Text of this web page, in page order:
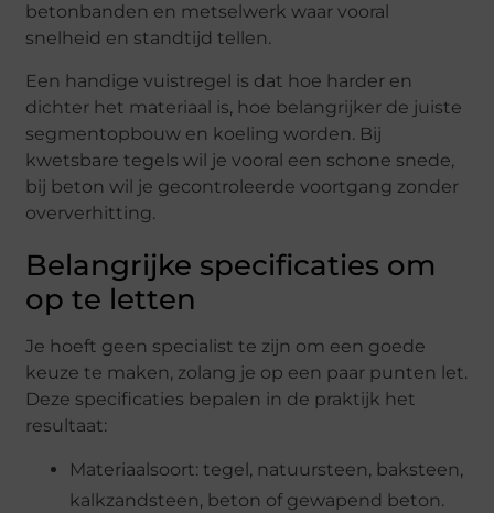
betonbanden en metselwerk waar vooral
snelheid en standtijd tellen.
Een handige vuistregel is dat hoe harder en
dichter het materiaal is, hoe belangrijker de juiste
segmentopbouw en koeling worden. Bij
kwetsbare tegels wil je vooral een schone snede,
bij beton wil je gecontroleerde voortgang zonder
oververhitting.
Belangrijke specificaties om
op te letten
Je hoeft geen specialist te zijn om een goede
keuze te maken, zolang je op een paar punten let.
Deze specificaties bepalen in de praktijk het
resultaat:
Materiaalsoort: tegel, natuursteen, baksteen,
kalkzandsteen, beton of gewapend beton.